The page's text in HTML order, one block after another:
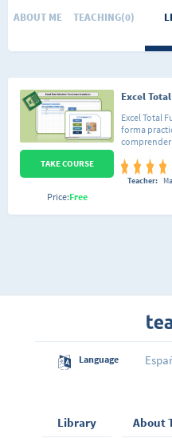
ABOUT ME TEACHING(0)
Excel Total
Excel Total
forma
comprender
funciones a
aprender a
Teacher:
TAKE COURSE
Price:Free
Language
Library About